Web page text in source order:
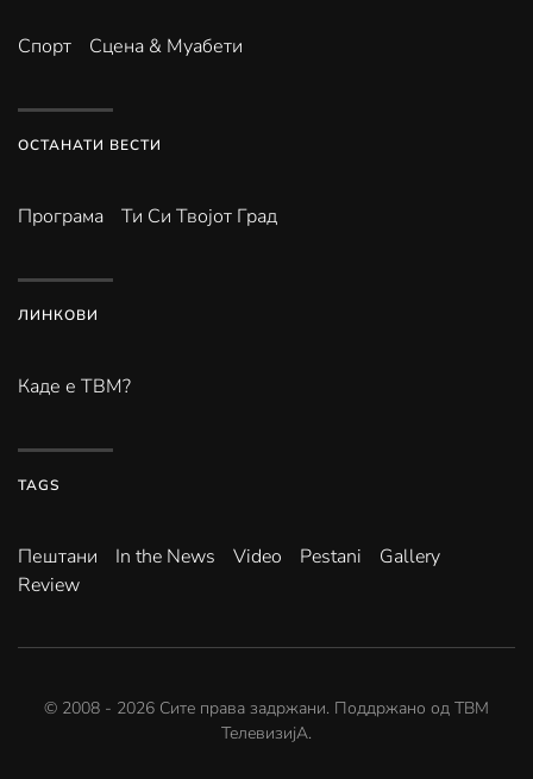
Спорт Сцена & Муабети
ОСТАНАТИ ВЕСТИ
Програма Ти Си Твојот Град
ЛИНКОВИ
Каде е ТВМ?
TAGS
Пештани In the News Video Pestani
Gallery
Review
© 2008 - 2026 Сите права задржани. Поддржано од ТВМ
ТелевизијА.